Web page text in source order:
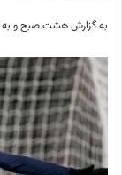
به گزارش هشت صبح و به